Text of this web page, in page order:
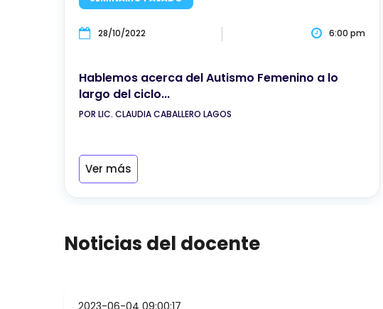
28/10/2022 6:00 pm
Hablemos acerca del Autismo Femenino a lo
largo del ciclo...
POR LIC. CLAUDIA CABALLERO LAGOS
Ver más
Noticias del docente